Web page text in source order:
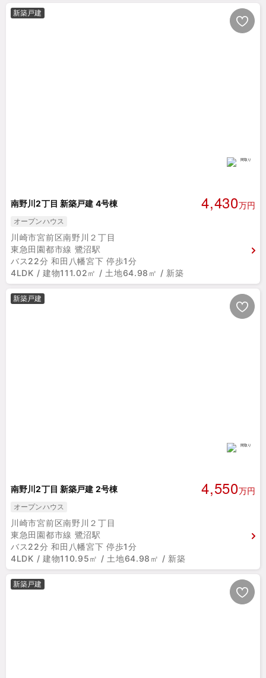
新築戸建
南野川2丁目 新築戸建 4号棟 4,430万円
オープンハウス
川崎市宮前区南野川２丁目
東急田園都市線 鷺沼駅
バス22分 和田八幡宮下 停歩1分
4LDK / 建物111.02㎡ / 土地64.98㎡ / 新築
新築戸建
南野川2丁目 新築戸建 2号棟 4,550万円
オープンハウス
川崎市宮前区南野川２丁目
東急田園都市線 鷺沼駅
バス22分 和田八幡宮下 停歩1分
4LDK / 建物110.95㎡ / 土地64.98㎡ / 新築
新築戸建